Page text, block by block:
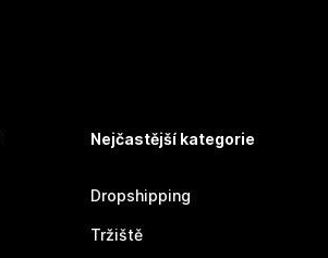
Nejčastější kategorie
Dropshipping
Tržiště